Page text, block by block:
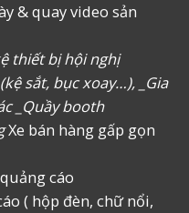
& quay video sản
thiết bị hội nghị
sắt, bục xoay…), _Gia
_Quầy booth
Xe bán hàng gấp gọn
cáo
( hộp đèn, chữ nổi,